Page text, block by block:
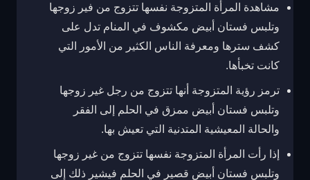
مشاهدة المرأة المتزوجة نفسها تتزوج من فير زوجها
وتلبس فستان أبيض مكشوف في المنام تدل على
كشف سترها ومعرفة الناس الكثير من الأمور التي
كانت تخبأها.
ترمز رؤية المتزوجة أنها تتزوج من رجل غير زوجها
وتلبس فستان أبيض ممزق في الحلم إلى الفقر
والحالة المعيشية المتدنية التي تعيش بها.
إذا رأت المرأة المتزوجة نفسها تتزوج من غير زوجها
وتلبس فستان أبيض قصير في الحلم فيشير ذلك إلى